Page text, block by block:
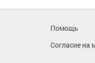
Помощь
Согласие на